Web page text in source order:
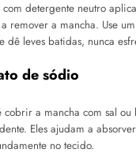
detergente neutro
remover a mancha. Use
dê leves batidas, nunca
de sódio
cobrir a mancha com sal
Eles ajudam a
no tecido.